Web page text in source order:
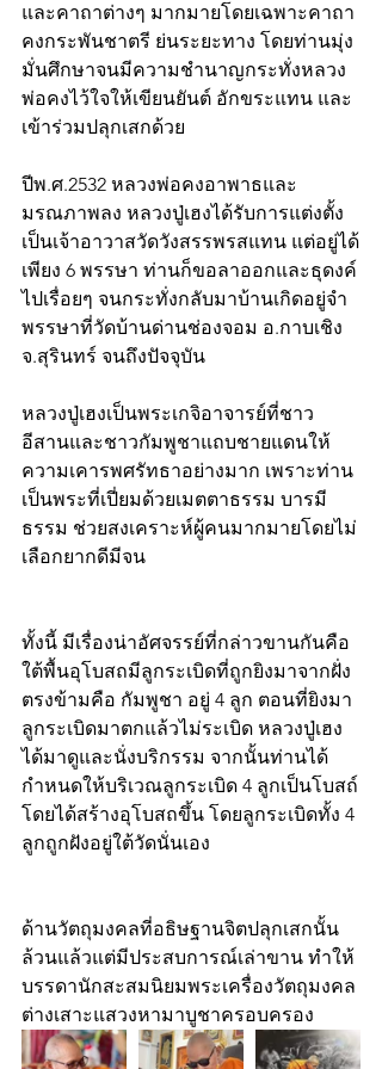
และคาถาต่างๆ มากมายโดยเฉพาะคาถา
คงกระพันชาตรี ย่นระยะทาง โดยท่านมุ่ง
มั่นศึกษาจนมีความชำนาญกระทั่งหลวง
พ่อคงไว้ใจให้เขียนยันต์ อักขระแทน และ
เข้าร่วมปลุกเสกด้วย
ปีพ.ศ.2532 หลวงพ่อคงอาพาธและ
มรณภาพลง หลวงปู่เฮงได้รับการแต่งตั้ง
เป็นเจ้าอาวาสวัดวังสรรพรสแทน แต่อยู่ได้
เพียง 6 พรรษา ท่านก็ขอลาออกและธุดงค์
ไปเรื่อยๆ จนกระทั่งกลับมาบ้านเกิดอยู่จำ
พรรษาที่วัดบ้านด่านช่องจอม อ.กาบเชิง
จ.สุรินทร์ จนถึงปัจจุบัน
หลวงปู่เฮงเป็นพระเกจิอาจารย์ที่ชาว
อีสานและชาวกัมพูชาแถบชายแดนให้
ความเคารพศรัทธาอย่างมาก เพราะท่าน
เป็นพระที่เปี่ยมด้วยเมตตาธรรม บารมี
ธรรม ช่วยสงเคราะห์ผู้คนมากมายโดยไม่
เลือกยากดีมีจน
ทั้งนี้ มีเรื่องน่าอัศจรรย์ที่กล่าวขานกันคือ
ใต้พื้นอุโบสถมีลูกระเบิดที่ถูกยิงมาจากฝั่ง
ตรงข้ามคือ กัมพูชา อยู่ 4 ลูก ตอนที่ยิงมา
ลูกระเบิดมาตกแล้วไม่ระเบิด หลวงปู่เฮง
ได้มาดูและนั่งบริกรรม จากนั้นท่านได้
กำหนดให้บริเวณลูกระเบิด 4 ลูกเป็นโบสถ์
โดยได้สร้างอุโบสถขึ้น โดยลูกระเบิดทั้ง 4
ลูกถูกฝังอยู่ใต้วัดนั่นเอง
ด้านวัตถุมงคลที่อธิษฐานจิตปลุกเสกนั้น
ล้วนแล้วแต่มีประสบการณ์เล่าขาน ทำให้
บรรดานักสะสมนิยมพระเครื่องวัตถุมงคล
ต่างเสาะแสวงหามาบูชาครอบครอง